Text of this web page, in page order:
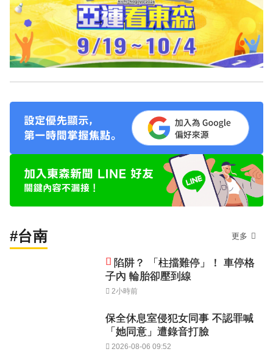
#台南 更多
陷阱？ 「柱擋難停」！ 車停格
子內 輪胎卻壓到線
2小時前
保全休息室侵犯女同事 不認罪喊
「她同意」遭錄音打臉
2026-08-06 09:52